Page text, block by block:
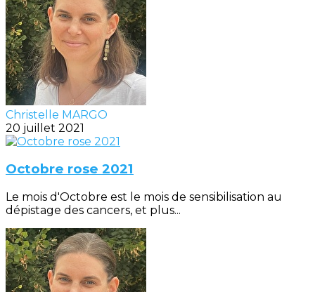
Christelle MARGO
20 juillet 2021
Octobre rose 2021
Le mois d'Octobre est le mois de sensibilisation au
dépistage des cancers, et plus...